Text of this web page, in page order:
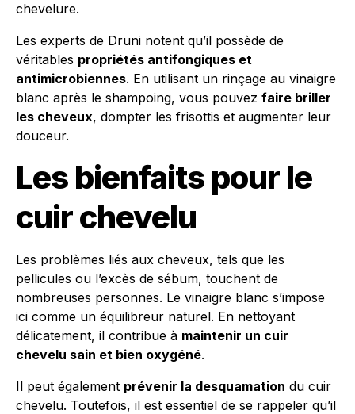
chevelure.
Les experts de Druni notent qu’il possède de
véritables propriétés antifongiques et
antimicrobiennes. En utilisant un rinçage au vinaigre
blanc après le shampoing, vous pouvez faire briller
les cheveux, dompter les frisottis et augmenter leur
douceur.
Les bienfaits pour le
cuir chevelu
Les problèmes liés aux cheveux, tels que les
pellicules ou l’excès de sébum, touchent de
nombreuses personnes. Le vinaigre blanc s’impose
ici comme un équilibreur naturel. En nettoyant
délicatement, il contribue à maintenir un cuir
chevelu sain et bien oxygéné.
Il peut également prévenir la desquamation du cuir
chevelu. Toutefois, il est essentiel de se rappeler qu’il